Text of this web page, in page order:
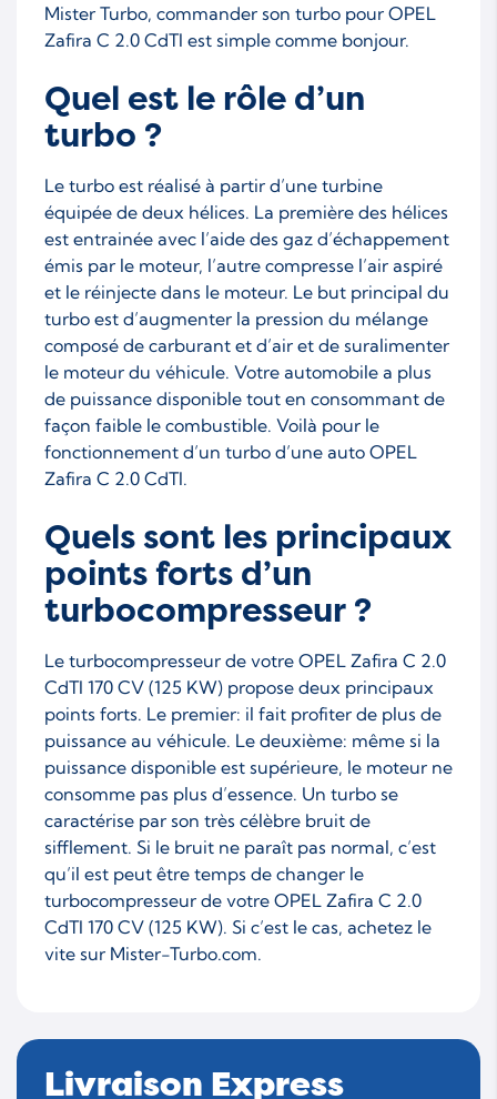
Mister Turbo, commander son turbo pour OPEL
Zafira C 2.0 CdTI est simple comme bonjour.
Quel est le rôle d’un
turbo ?
Le turbo est réalisé à partir d’une turbine
équipée de deux hélices. La première des hélices
est entrainée avec l’aide des gaz d’échappement
émis par le moteur, l’autre compresse l’air aspiré
et le réinjecte dans le moteur. Le but principal du
turbo est d’augmenter la pression du mélange
composé de carburant et d’air et de suralimenter
le moteur du véhicule. Votre automobile a plus
de puissance disponible tout en consommant de
façon faible le combustible. Voilà pour le
fonctionnement d’un turbo d’une auto OPEL
Zafira C 2.0 CdTI.
Quels sont les principaux
points forts d’un
turbocompresseur ?
Le turbocompresseur de votre OPEL Zafira C 2.0
CdTI 170 CV (125 KW) propose deux principaux
points forts. Le premier: il fait profiter de plus de
puissance au véhicule. Le deuxième: même si la
puissance disponible est supérieure, le moteur ne
consomme pas plus d’essence. Un turbo se
caractérise par son très célèbre bruit de
sifflement. Si le bruit ne paraît pas normal, c’est
qu’il est peut être temps de changer le
turbocompresseur de votre OPEL Zafira C 2.0
CdTI 170 CV (125 KW). Si c’est le cas, achetez le
vite sur Mister-Turbo.com.
Livraison Express